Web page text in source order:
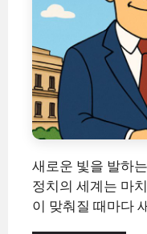
새로운 빛을 발하
정치의 세계는 마
이 맞춰질 때마다